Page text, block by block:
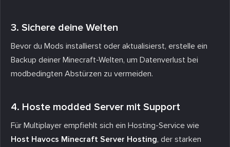
3. Sichere deine Welten
Bevor du Mods installierst oder aktualisierst, erstelle ein
Backup deiner Minecraft-Welten, um Datenverlust bei
modbedingten Abstürzen zu vermeiden.
4. Hoste modded Server mit Support
Für Multiplayer empfiehlt sich ein Hosting-Service wie
Host Havocs Minecraft Server Hosting, der starken